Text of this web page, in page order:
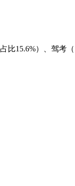
15.6%）、驾考（